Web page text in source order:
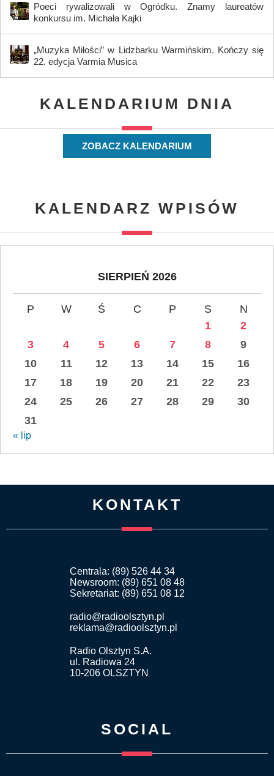
Poeci rywalizowali w Ogródku. Znamy laureatów
konkursu im. Michała Kajki
„Muzyka Miłości” w Lidzbarku Warmińskim. Kończy się
22. edycja Varmia Musica
KALENDARIUM DNIA
ZOBACZ KALENDARIUM
KALENDARZ WPISÓW
SIERPIEŃ 2026
P W Ś C P S
N
1
2
3
4 5 6 7 8
9
10
11 12 13 14 15
16
17
18 19 20 21 22
23
24
25 26 27 28 29
30
31
« lip
KONTAKT
Centrala: (89) 526 44 34
Newsroom: (89) 651 08 48
Sekretariat: (89) 651 08 12
radio@radioolsztyn.pl
reklama@radioolsztyn.pl
Radio Olsztyn S.A.
ul. Radiowa 24
10-206 OLSZTYN
SOCIAL